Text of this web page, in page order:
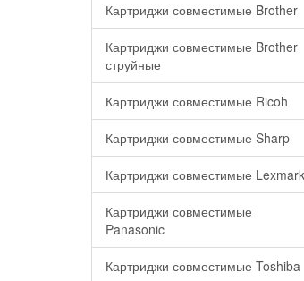
Картриджи совместимые Brother
Картриджи совместимые Brother
струйные
Картриджи совместимые Ricoh
Картриджи совместимые Sharp
Картриджи совместимые Lexmark
Картриджи совместимые
Panasonic
Картриджи совместимые Toshiba